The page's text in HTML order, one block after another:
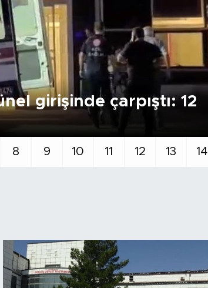
girişinde çarpıştı: 12
8 9 10 11 12 13 14